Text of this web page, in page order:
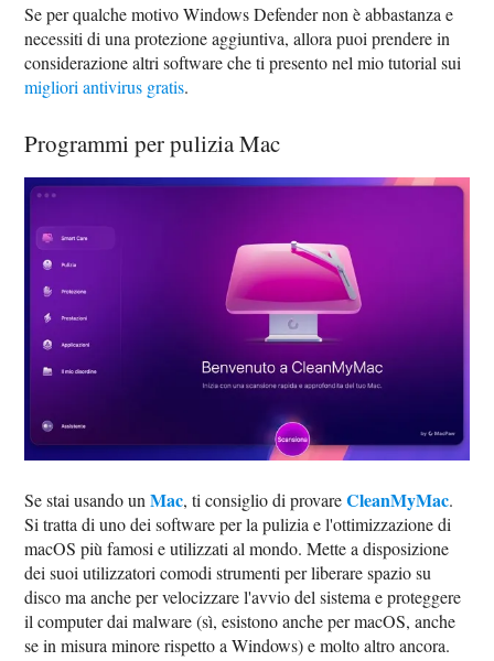
Se per qualche motivo Windows Defender non è abbastanza e
necessiti di una protezione aggiuntiva, allora puoi prendere in
considerazione altri software che ti presento nel mio tutorial sui
migliori antivirus gratis.
Programmi per pulizia Mac
Se stai usando unMac, ti consiglio di provareCleanMyMac.
Si tratta di uno dei software per la pulizia e l'ottimizzazione di
macOS più famosi e utilizzati al mondo. Mette a disposizione
dei suoi utilizzatori comodi strumenti per liberare spazio su
disco ma anche per velocizzare l'avvio del sistema e proteggere
il computer dai malware (sì, esistono anche per macOS, anche
se in misura minore rispetto a Windows) e molto altro ancora.